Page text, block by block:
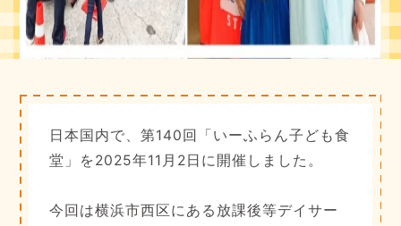
日本国内で、第140回「いーふらん子ども食
堂」を2025年11月2日に開催しました。
今回は横浜市西区にある放課後等デイサー